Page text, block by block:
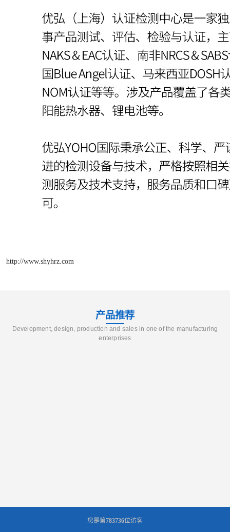
http://www.shyhrz.com
产品推荐
Development, design, production and sales in one of the manufacturing
enterprises
您是第783736位访客